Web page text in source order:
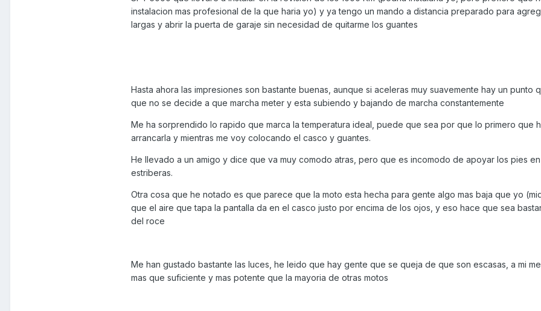
instalacion mas profesional de la que haria yo) y ya tengo un mando a distancia preparado para
largas y abrir la puerta de garaje sin necesidad de quitarme los guantes
Hasta ahora las impresiones son bastante buenas, aunque si aceleras muy suavemente hay un punto
que no se decide a que marcha meter y esta subiendo y bajando de marcha constantemente
Me ha sorprendido lo rapido que marca la temperatura ideal, puede que sea por que lo primero que
arrancarla y mientras me voy colocando el casco y guantes.
He llevado a un amigo y dice que va muy comodo atras, pero que es incomodo de apoyar los pies en
estriberas.
Otra cosa que he notado es que parece que la moto esta hecha para gente algo mas baja que yo
que el aire que tapa la pantalla da en el casco justo por encima de los ojos, y eso hace que sea
del roce
Me han gustado bastante las luces, he leido que hay gente que se queja de que son escasas, a mi
mas que suficiente y mas potente que la mayoria de otras motos